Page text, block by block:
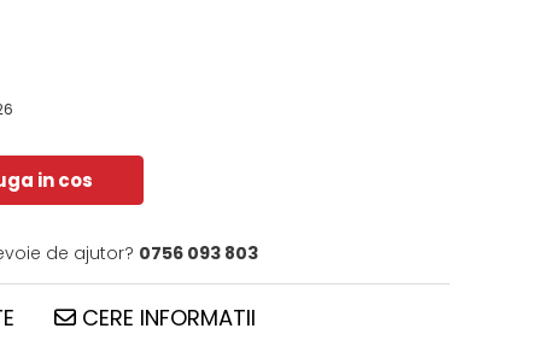
in cos
de ajutor? 0756 093 803
CERE INFORMATII